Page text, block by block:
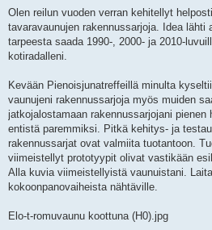
Olen reilun vuoden verran kehitellyt
tavaravaunujen rakennussarjoja. Idea lähti
tarpeesta saada 1990-, 2000- ja 2010-
kotiradalleni.
Kevään Pienoisjunatreffeillä minulta
vaunujeni rakennussarjoja myös muiden
jatkojalostamaan rakennussarjojani pienen
entistä paremmiksi. Pitkä kehitys- ja
rakennussarjat ovat valmiita tuotantoon.
viimeistellyt prototyypit olivat vastikään
Alla kuvia viimeistellyistä vaunuistani.
kokoonpanovaiheista nähtäville.
Elo-t-romuvaunu koottuna (H0).jpg